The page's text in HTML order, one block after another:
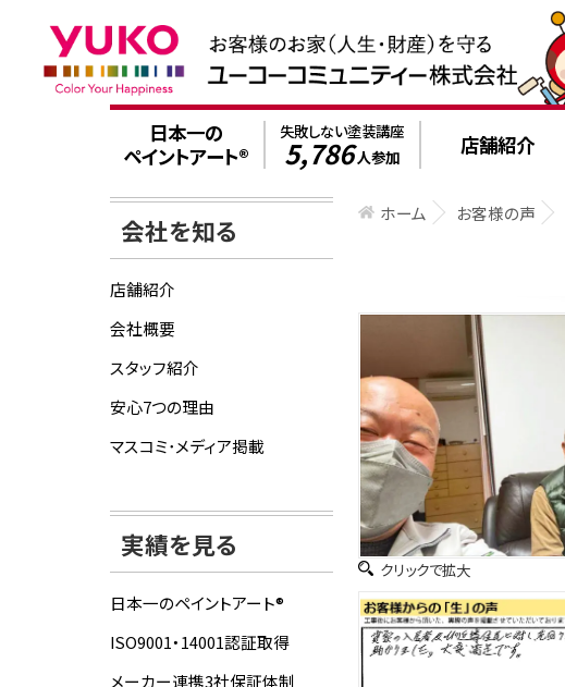
日本一の
ペイントアート®
失敗しない塗装講座
5,786人参加 店舗紹介
ホーム お客様の声
クリックで拡大
会社を知る
店舗紹介
会社概要
スタッフ紹介
安心7つの理由
マスコミ･メディア掲載
実績を見る
日本一のペイントアート®
ISO9001・14001認証取得
メーカー連携3社保証体制